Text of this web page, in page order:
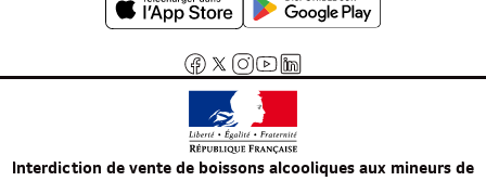
Interdiction de vente de boissons alcooliques aux mineurs de